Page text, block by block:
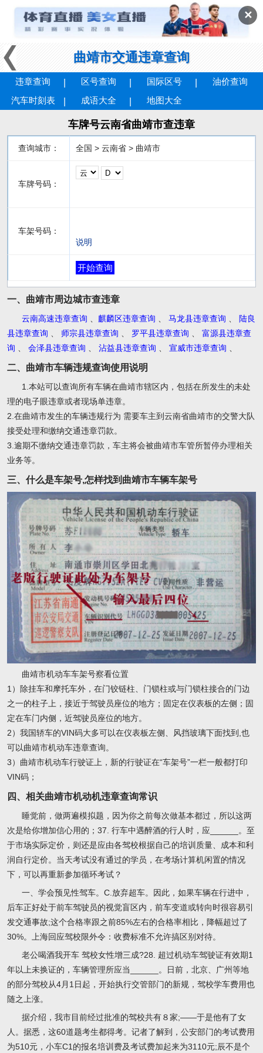
✕
曲靖市交通违章查询
违章查询 区号查询 国际区号
油价查询
汽车时刻表
成语大全 地图大全
车牌号云南省曲靖市查违章
查询城市： 全国 > 云南省 > 曲靖市
车牌号码：
车架号码：
说明
开始查询
一、曲靖市周边城市查违章
云南高速违章查询 麒麟区违章查询 马龙县违章查询
陆良
县违章查询
师宗县违章查询 罗平县违章查询
富源县违章查
询
会泽县违章查询 沾益县违章查询 宣威市违章查询
二、曲靖市车辆违规查询使用说明
1.本站可以查询所有车辆在曲靖市辖区内，包括在所发生的未处
理的电子眼违章或者现场单违章。
2.在曲靖市发生的车辆违规行为 需要车主到云南省曲靖市的交警大队
接受处理和缴纳交通违章罚款。
3.逾期不缴纳交通违章罚款，车主将会被曲靖市车管所暂停办理相关
业务等。
三、什么是车架号,怎样找到曲靖市车辆车架号
曲靖市机动车车架号察看位置
1）除挂车和摩托车外，在门铰链柱、门锁柱或与门锁柱接合的门边
之一的柱子上，接近于驾驶员座位的地方；固定在仪表板的左侧；固
定在车门内侧，近驾驶员座位的地方。
2）我国轿车的VIN码大多可以在仪表板左侧、风挡玻璃下面找到,也
可以曲靖市机动车违章查询。
3）曲靖市机动车行驶证上，新的行驶证在“车架号”一栏一般都打印
VIN码；
四、相关曲靖市机动机违章查询常识
睡觉前，做两遍模拟题，因为你之前每次做基本都过，所以这两
次是给你增加信心用的；37. 行车中遇醉酒的行人时，应______。至
于市场实际定价，则还是应由各驾校根据自己的培训质量、成本和利
润自行定价。当天考试没有通过的学员，在考场计算机闲置的情况
下，可以再重新参加循环考试？
一、学会预见性驾车。C.放弃超车。因此，如果车辆在行进中，
后车正好处于前车驾驶员的视觉盲区内，前车变道或转向时很容易引
发交通事故;这个合格率跟之前85%左右的合格率相比，降幅超过了
30%。上海回应驾校限外令：收费标准不允许搞区别对待。
老公喝酒我开车 驾校女性增三成?28. 超过机动车驾驶证有效期1
年以上未换证的，车辆管理所应当______。日前，北京、广州等地
的部分驾校从4月1日起，开始执行交管部门的新规，驾校学车费用也
随之上涨。
据介绍，我市目前经过批准的驾校共有８家;——于是他有了女
人。据悉，这60道题考生都得考。记者了解到，公安部门的考试费用
为510元，小车C1的报名培训费及考试费加起来为3110元;辰不是个